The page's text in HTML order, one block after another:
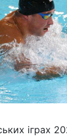
іграх